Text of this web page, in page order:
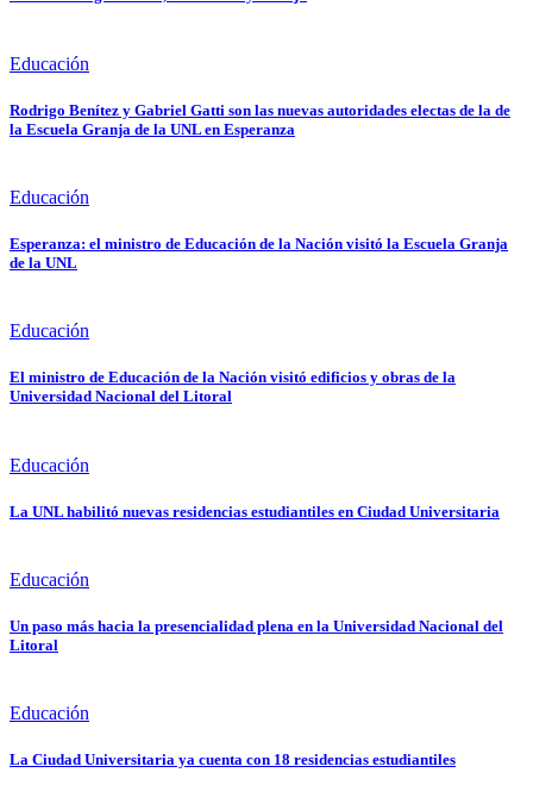
Educación
Rodrigo Benítez y Gabriel Gatti son las nuevas autoridades electas de la de
la Escuela Granja de la UNL en Esperanza
Educación
Esperanza: el ministro de Educación de la Nación visitó la Escuela Granja
de la UNL
Educación
El ministro de Educación de la Nación visitó edificios y obras de la
Universidad Nacional del Litoral
Educación
La UNL habilitó nuevas residencias estudiantiles en Ciudad Universitaria
Educación
Un paso más hacia la presencialidad plena en la Universidad Nacional del
Litoral
Educación
La Ciudad Universitaria ya cuenta con 18 residencias estudiantiles